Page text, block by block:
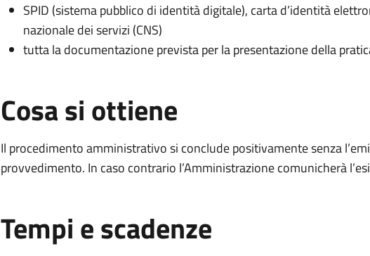
SPID (sistema pubblico di identità digitale), carta d’identità
nazionale dei servizi (CNS)
tutta la documentazione prevista per la presentazione della
Cosa si ottiene
Il procedimento amministrativo si conclude positivamente senza
provvedimento. In caso contrario l’Amministrazione comunicherà
Tempi e scadenze